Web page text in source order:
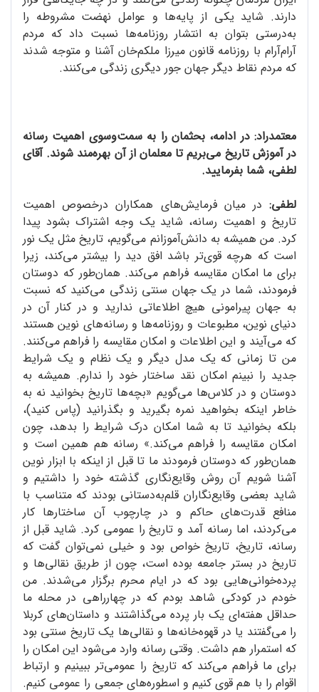
دارند. شاید یکی از پایه‌ها و عوامل نهضت مشروطه را
به‌درستی بتوان به انتشار روزنامه‌ها نسبت داد که مردم
آرام‌آرام با روزنامه قانون میرزا ملکم‌خان آشنا و متوجه شدند
که مردم نقاط دیگر جهان جور دیگری زندگی می‌کنند.
معتمدراد: در ادامه، بحثمان را به سمت‌وسوی اهمیت رسانه
در آموزش تاریخ می‌بریم تا معلمان از آن بهره‌مند شوند. آقای
لطفی، شما بفرمایید.
لطفی: در میان فرمایش‌های همکاران درخصوص اهمیت
تاریخ و اهمیت رسانه، شاید یک وجه اشتراک بشود پیدا
کرد. من همیشه به دانش‌آموزانم می‌گویم، تاریخ مثل یک نور
است که هرچه قوی‌تر باشد افق دید را بیشتر می‌کند، زیرا
برای ما امکان مقایسه فراهم می‌کند. همان‌طور که دوستان
فرمودند، شما در یک جهان سنتی زندگی می‌کنید که نسبت
به جهان پیرامونی هیچ اطلاعاتی ندارید و در کنار آن در
دنیای نوین، مطبوعات و روزنامه‌ها و رسانه‌های نوین هستند
که می‌آیند و این اطلاعات و امکان مقایسه را فراهم می‌کنند.
من تا زمانی که یک مدل دیگر و یک نظام و یک شرایط
جدید را نبینم امکان نقد ساختار خود را ندارم. همیشه به
دوستان و در کلاس‌ها می‌گویم «بچه‌ها تاریخ بخوانید نه به
خاطر اینکه بخواهید نمره بگیرید و بگذرانید (پاس کنید)،
بلکه بخوانید تا به شما امکان درک شرایط را بدهد، چون
امکان مقایسه را فراهم می‌کند.» رسانه هم همین است و
همان‌طور که دوستان فرمودند ما تا قبل از اینکه با ابزار نوین
آشنا شویم آن روش وقایع‌نگاری گذشته خود را داشتیم و
شاید بعضی وقایع‌نگاران قلم‌به‌دستانی بودند که متناسب با
منافع قدرت‌های حاکم و در چارچوب آن ساختارها کار
می‌کردند، اما رسانه آمد و تاریخ را عمومی کرد. شاید قبل از
رسانه، تاریخ، تاریخ خواص بود و خیلی نمی‌توان گفت که
تاریخ در بستر جامعه بوده است، چون از طریق نقالی‌ها و
پرده‌خوانی‌هایی بود که در ایام محرم برگزار می‌شدند. من
خودم در کودکی شاهد بودم که در چهارراهی در محله ما
حداقل هفته‌ای یک بار پرده می‌گذاشتند و داستان‌های کربلا
را می‌گفتند یا در قهوه‌خانه‌ها و نقالی‌ها یک تاریخ سنتی بود
که استمرار هم داشت. وقتی رسانه وارد می‌شود این امکان را
برای ما فراهم می‌کند که تاریخ را عمومی‌تر ببینیم و ارتباط
اقوام را با هم قوی کنیم و اسطوره‌های جمعی را عمومی کنیم.